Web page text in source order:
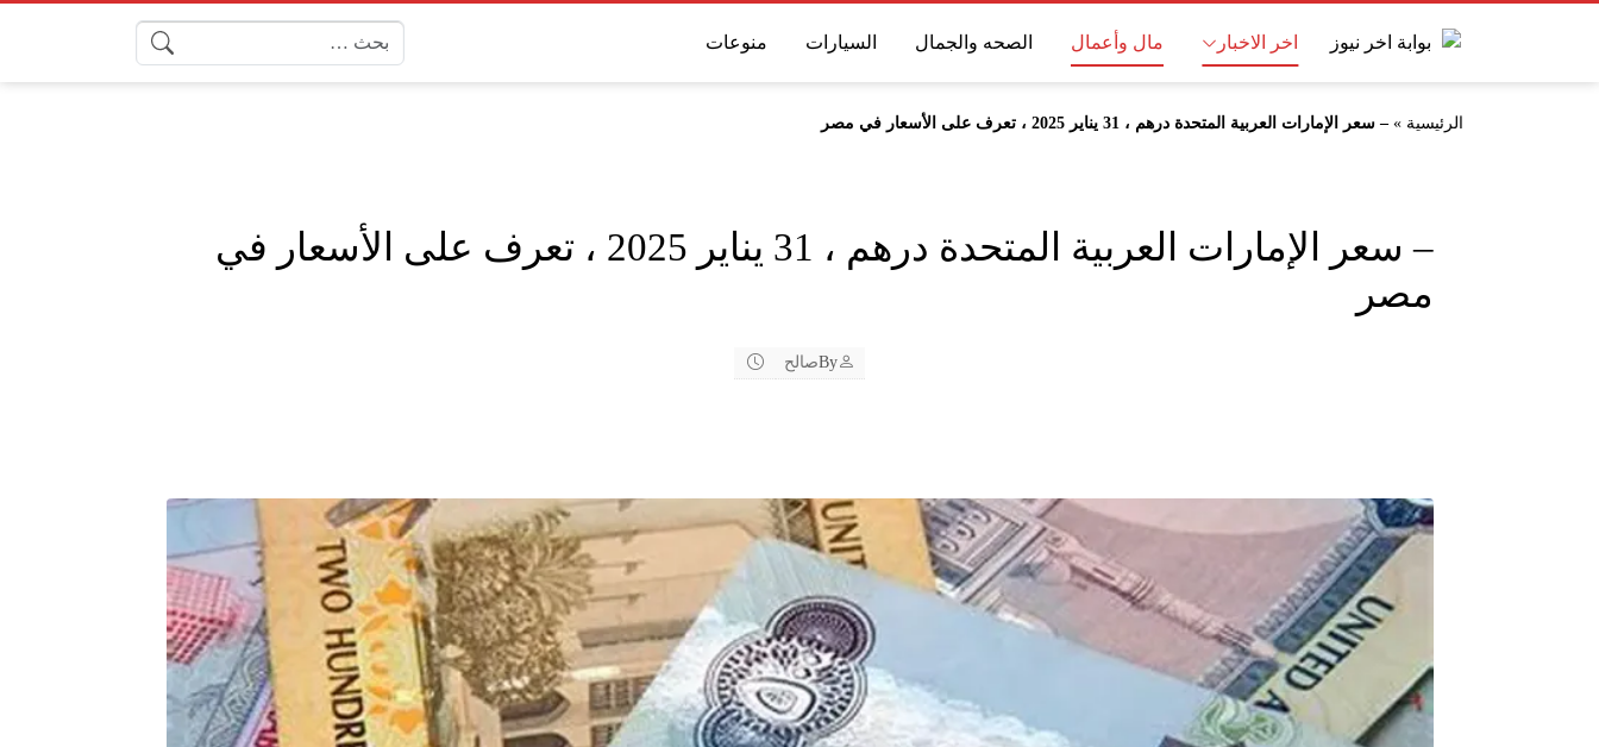
اخر الاخبار مال وأعمال الصحه والجمال السيارات منوعات
الرئيسية »– سعر الإمارات العربية المتحدة درهم ، 31 يناير 2025 ، تعرف على الأسعار في مصر
– سعر الإمارات العربية المتحدة درهم ، 31 يناير 2025 ، تعرف على الأسعار في
مصر
Byصالح